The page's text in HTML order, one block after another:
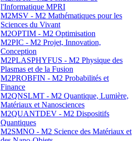
l'Informatique MPRI
M2MSV - M2 Mathématiques pour les
Sciences du Vivant
M2OPTIM - M2 Optimisation
M2PIC - M2 Projet, Innovation,
Conception
M2PLASPHYFUS - M2 Physique des
Plasmas et de la Fusion
M2PROBFIN - M2 Probabilités et
Finance
M2QNSLMT - M2 Quantique, Lumière,
Matériaux et Nanosciences
M2QUANTDEV - M2 Dispositifs
Quantiques
M2SMNO - M2 Science des Matériaux et